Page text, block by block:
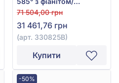
куб.цирконієм, арт.
330825В
71 504,00 грн
31 461,76 грн
(арт. 330825В)
Купити
-50%